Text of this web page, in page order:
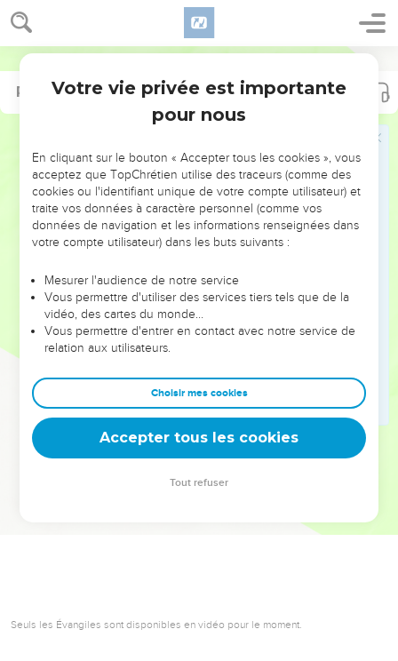
NE MANQUEZ PAS L’ÉVÉNEMENT
DE L’ANNÉE !
ET SI LEURS ERREURS POUVAIENT VOUS ÉVITER LES
VOTRES ?
leur foi ou leur vision. Mais on voit moins les doutes, les erreurs
et les saisons difficiles qu'ils ont traversés, alors même que ce
sont elles qui les ont façonnés.
Dans cette conférence, leaders, entrepreneurs, et responsables
clés pour avancer avec plus de sagesse afin que leurs erreurs
deviennent vos tremplins. Que vous guidiez un ministère, une
équipe, un groupe ou une famille, leur expérience est faite
Psaumes 124
Seuls les Évangiles sont disponibles en vidéo pour le moment.
Psaumes 136
Votre vie privée est importante
pour nous
En cliquant sur le bouton « Accepter tous les cookies », vous
acceptez que TopChrétien utilise des traceurs (comme des
cookies ou l'identifiant unique de votre compte utilisateur) et
traite vos données à caractère personnel (comme vos
données de navigation et les informations renseignées dans
votre compte utilisateur) dans les buts suivants :
Mesurer l'audience de notre service
Vous permettre d'utiliser des services tiers tels que de la
vidéo, des cartes du monde…
Vous permettre d'entrer en contact avec notre service de
relation aux utilisateurs.
Choisir mes cookies
Accepter tous les cookies
Tout refuser